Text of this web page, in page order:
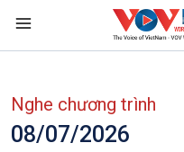
Nhảy đến nội dung
Nghe chương trình
08/07/2026